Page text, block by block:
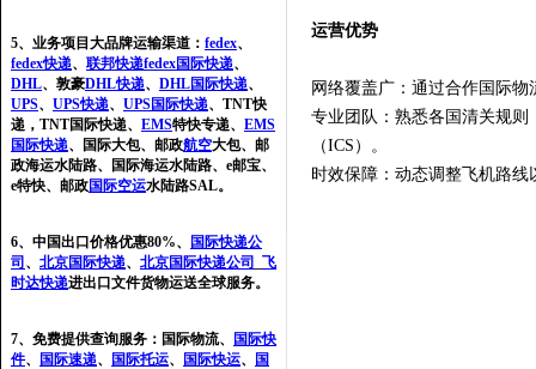
5、业务项目大品牌运输渠道： fedex、
fedex快递、 联邦快递fedex国际快递、
DHL、敦豪DHL快递、 DHL国际快递、
UPS、 UPS快递、 UPS国际快递、TNT快
递，TNT国际快递、 EMS特快专递、 EMS
国际快递、国际大包、邮政航空大包、邮
政海运水陆路、国际海运水陆路、e邮宝、
e特快、邮政国际空运水陆路SAL。
6、中国出口价格优惠80%、
国际快递公
司 、 北京国际快递、 北京国际快递公司
飞
时达快递进出口文件货物运送全球服务。
7、免费提供查询服务：国际物流、
国际快
件、 国际速递、 国际托运、 国际快运、
国
运营优势‌
网络覆盖广‌：通过合作国际
专业团队‌：熟悉各国清关规
（ICS）。‌‌
时效保障‌：动态调整飞机路线